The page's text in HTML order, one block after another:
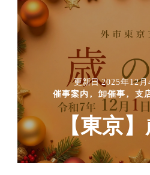
更新日2025年12月
催事案内
卸催事 支
【東京